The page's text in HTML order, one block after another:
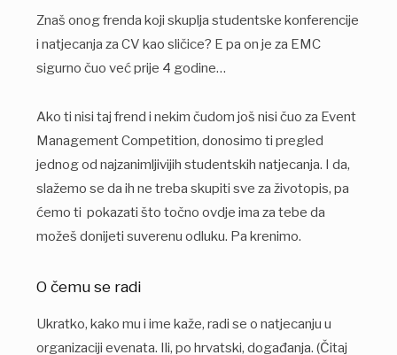
Znaš onog frenda koji skuplja studentske konferencije
i natjecanja za CV kao sličice? E pa on je za EMC
sigurno čuo već prije 4 godine…
Ako ti nisi taj frend i nekim čudom još nisi čuo za Event
Management Competition, donosimo ti pregled
jednog od najzanimljivijih studentskih natjecanja. I da,
slažemo se da ih ne treba skupiti sve za životopis, pa
ćemo ti pokazati što točno ovdje ima za tebe da
možeš donijeti suverenu odluku. Pa krenimo.
O čemu se radi
Ukratko, kako mu i ime kaže, radi se o natjecanju u
organizaciji evenata. Ili, po hrvatski, događanja. (Čitaj